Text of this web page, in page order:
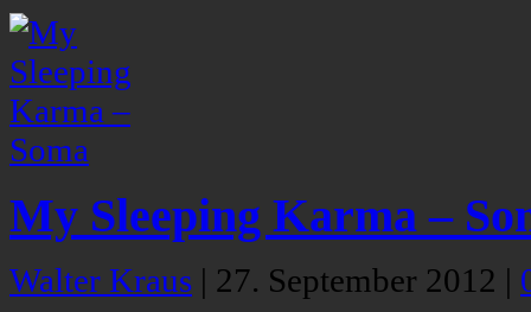
My Sleeping Karma –
Walter Kraus | 27. September 2012 |